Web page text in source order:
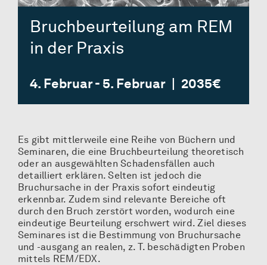
Bruchbeurteilung am REM
in der Praxis
4. Februar- 5. Februar 2035€
Es gibt mittlerweile eine Reihe von Büchern und
Seminaren, die eine Bruchbeurteilung theoretisch
oder an ausgewählten Schadensfällen auch
detailliert erklären. Selten ist jedoch die
Bruchursache in der Praxis sofort eindeutig
erkennbar. Zudem sind relevante Bereiche oft
durch den Bruch zerstört worden, wodurch eine
eindeutige Beurteilung erschwert wird. Ziel dieses
Seminares ist die Bestimmung von Bruchursache
und -ausgang an realen, z. T. beschädigten Proben
mittels REM/EDX.